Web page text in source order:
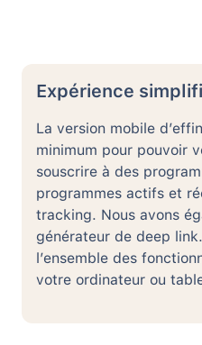
Pas encore de
Expérience
La version mobile
minimum pour pouvoir
souscrire à des
programmes actifs et
tracking. Nous avons
générateur de deep
l’ensemble des
votre ordinateur ou